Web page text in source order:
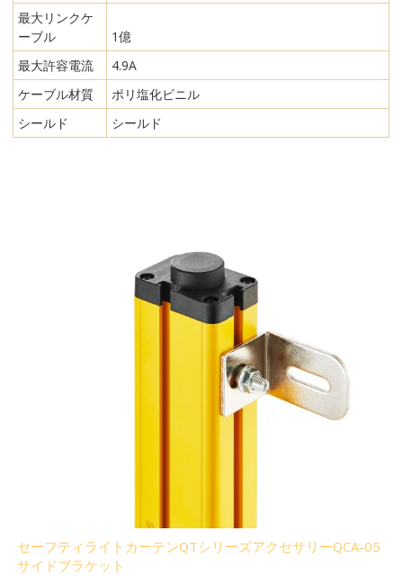
最大リンクケ
ーブル
1億
最大許容電流
4.9A
ケーブル材質
ポリ塩化ビニル
シールド
シールド
セーフティライトカーテンQTシリーズアクセサリーQCA-05
サイドブラケット